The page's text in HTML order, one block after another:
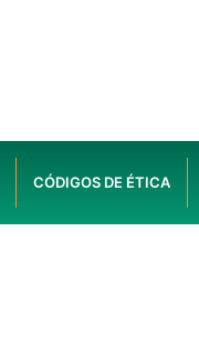
CÓDIGOS DE ÉTICA